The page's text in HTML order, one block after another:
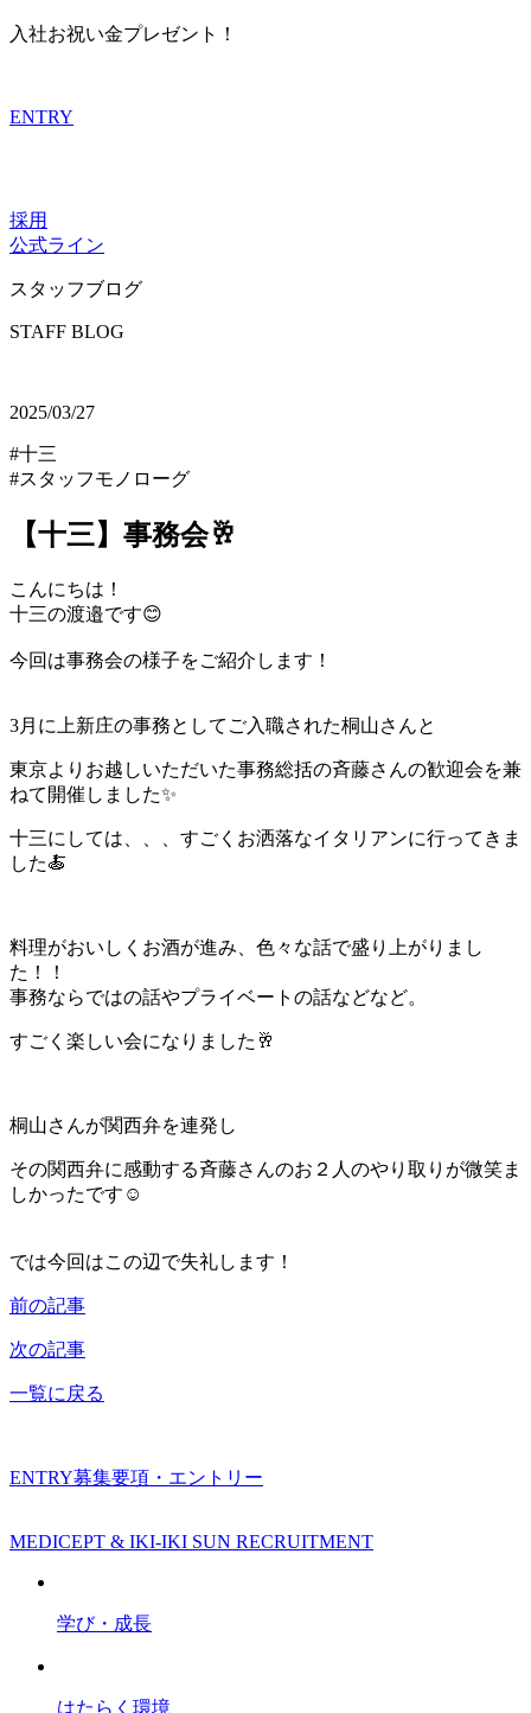
入社お祝い金プレゼント！
ENTRY
採用
公式ライン
スタッフブログ
STAFF BLOG
2025/03/27
#十三
#スタッフモノローグ
【十三】事務会🥂
こんにちは！
十三の渡邉です😊
今回は事務会の様子をご紹介します！
3月に上新庄の事務としてご入職された桐山さんと
東京よりお越しいただいた事務総括の斉藤さんの歓迎会を兼
ねて開催しました✨
十三にしては、、、すごくお洒落なイタリアンに行ってきま
した🍝
料理がおいしくお酒が進み、色々な話で盛り上がりまし
た！！
事務ならではの話やプライベートの話などなど。
すごく楽しい会になりました🥂
桐山さんが関西弁を連発し
その関西弁に感動する斉藤さんのお２人のやり取りが微笑ま
しかったです☺️
では今回はこの辺で失礼します！
前の記事
次の記事
一覧に戻る
ENTRY募集要項・エントリー
MEDICEPT & IKI-IKI SUN RECRUITMENT
学び・成長
はたらく環境